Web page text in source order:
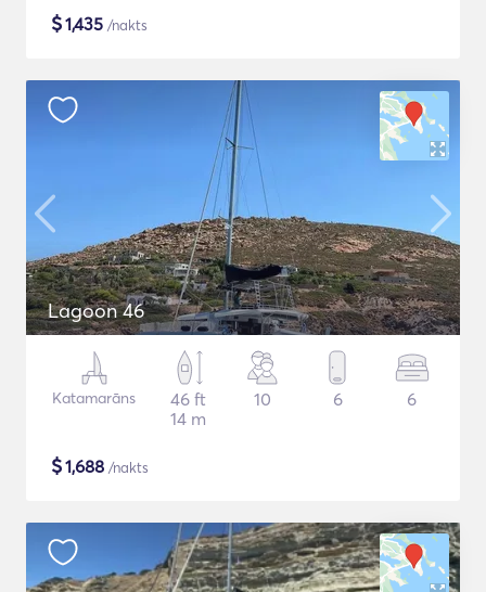
$1,435 /nakts
Lagoon 46
Katamarāns
46 ft
14 m
10 6 6
$1,688 /nakts